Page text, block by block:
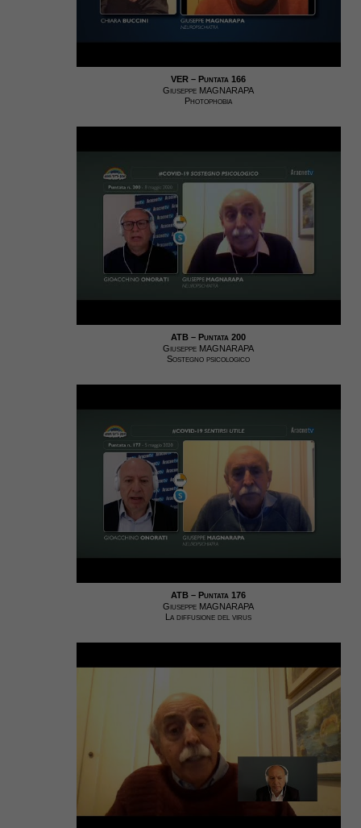
VER – Puntata 166
Giuseppe MAGNARAPA
Photophobia
ATB – Puntata 200
Giuseppe MAGNARAPA
Sostegno psicologico
ATB – Puntata 176
Giuseppe MAGNARAPA
La diffusione del virus